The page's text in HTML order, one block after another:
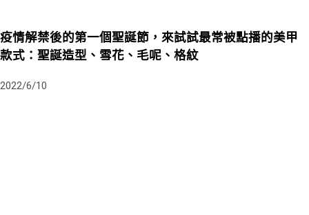
疫情解禁後的第一個聖誕節，來試試最常被點播的美甲
款式：聖誕造型、雪花、毛呢、格紋
2022/6/10